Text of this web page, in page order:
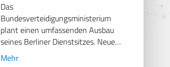
Das
Bundesverteidigungsministerium
plant einen umfassenden Ausbau
seines Berliner Dienstsitzes. Neue…
Mehr